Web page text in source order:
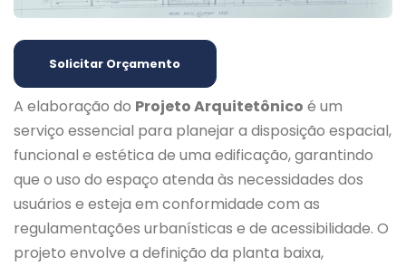
Solicitar Orçamento
A elaboração do Projeto Arquitetônico é um
serviço essencial para planejar a disposição espacial,
funcional e estética de uma edificação, garantindo
que o uso do espaço atenda às necessidades dos
usuários e esteja em conformidade com as
regulamentações urbanísticas e de acessibilidade. O
projeto envolve a definição da planta baixa,